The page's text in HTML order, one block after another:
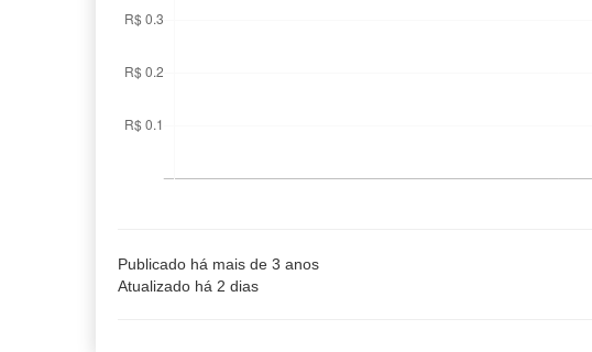
Publicado há mais de 3 anos
Atualizado há 2 dias